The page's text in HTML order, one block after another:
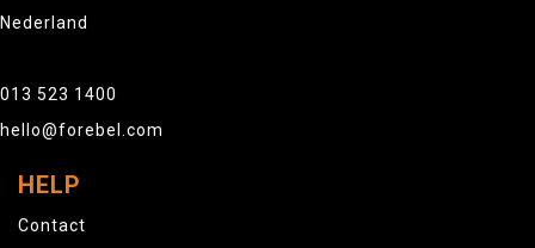
Nederland
013 523 1400
hello@forebel.com
HELP
Contact